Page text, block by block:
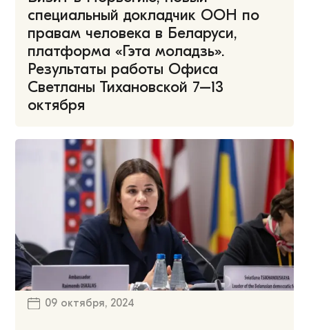
специальный докладчик ООН по
правам человека в Беларуси,
платформа «Гэта моладзь».
Результаты работы Офиса
Светланы Тихановской 7–13
октября
09 октября, 2024